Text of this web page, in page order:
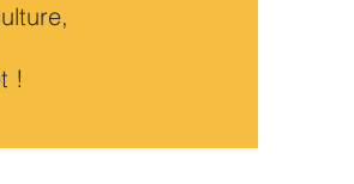
!